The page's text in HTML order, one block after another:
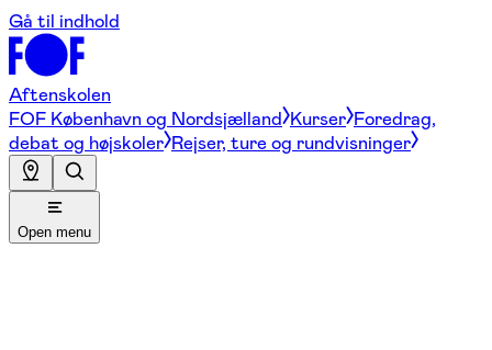
Gå til indhold
Aftenskolen
FOF København og Nordsjælland Kurser Foredrag,
debat og højskoler Rejser, ture og rundvisninger
Open menu